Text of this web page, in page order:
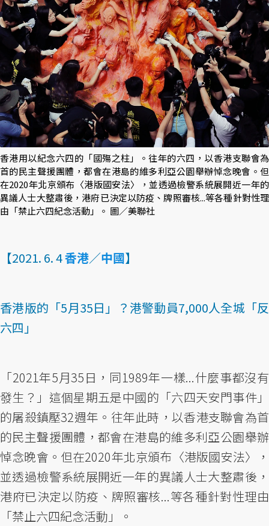
香港用以紀念六四的「國殤之柱」。往年的六四，以香港支聯會為
首的民主聲援團體，都會在港島的維多利亞公園舉辦悼念晚會。但
在2020年北京頒布〈港版國安法〉，並透過檢警系統展開近一年的
異議人士大整肅後，港府已決定以防疫、牌照審核...等各種針對性理
由「禁止六四紀念活動」。 圖／美聯社
【2021. 6. 4香港／中國】
香港版的「5月35日」？港警動員7,000人全城「反
六四」
「2021年5月35日，同1989年一樣...什麼事都沒有
發生？」這個星期五是中國的「六四天安門事件」
的屠殺鎮壓32週年。往年此時，以香港支聯會為首
的民主聲援團體，都會在港島的維多利亞公園舉辦
悼念晚會。但在2020年北京頒布〈港版國安法〉，
並透過檢警系統展開近一年的異議人士大整肅後，
港府已決定以防疫、牌照審核...等各種針對性理由
「禁止六四紀念活動」。